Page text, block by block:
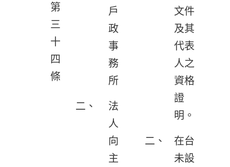
第
三
十
四
條
戶
政
事
務
所
二、
法
人
向
主
文件
及其
代表
人之
資格
證
明。
二、
在台
未設